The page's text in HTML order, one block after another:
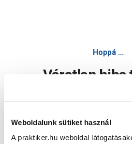
Weboldalunk sütiket használ
A praktiker.hu weboldal
Hoppá ...
Váratlan
Oldal